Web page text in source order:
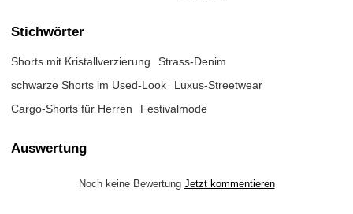
Stichwörter
Shorts mit Kristallverzierung
Strass-Denim
schwarze Shorts im Used-Look
Luxus-Streetwear
Cargo-Shorts für Herren
Festivalmode
Auswertung
Noch keine Bewertung Jetzt kommentieren